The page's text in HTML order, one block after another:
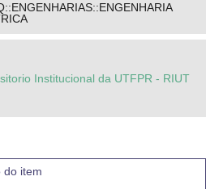
Institucional da UTFPR - RIUT
do item